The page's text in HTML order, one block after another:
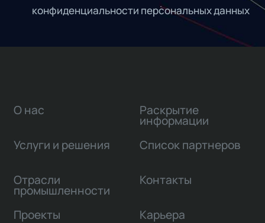
конфиденциальности персональных данных
О нас
Услуги и решения
Отрасли
промышленности
Проекты
Раскрытие
информации
Список партнеров
Контакты
Карьера